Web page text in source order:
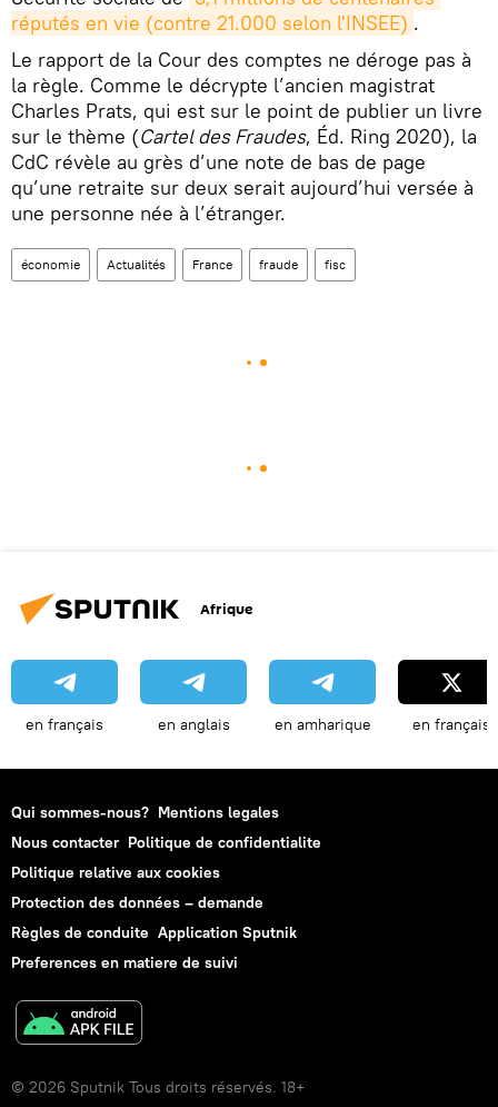
réputés en vie (contre 21.000 selon l'INSEE) .
Le rapport de la Cour des comptes ne déroge pas à
la règle. Comme le décrypte l’ancien magistrat
Charles Prats, qui est sur le point de publier un livre
sur le thème (Cartel des Fraudes, Éd. Ring 2020), la
CdC révèle au grès d’une note de bas de page
qu’une retraite sur deux serait aujourd’hui versée à
une personne née à l’étranger.
économie Actualités France fraude fisc
Afrique
en français en anglais en amharique en français
Qui sommes-nous? Mentions legales
Nous contacter Politique de confidentialite
Politique relative aux cookies
Protection des données – demande
Règles de conduite Application Sputnik
Preferences en matiere de suivi
© 2026 Sputnik Tous droits réservés. 18+